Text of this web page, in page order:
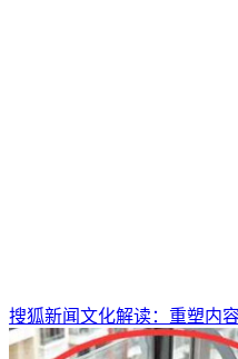
搜狐新闻文化解读：重塑内